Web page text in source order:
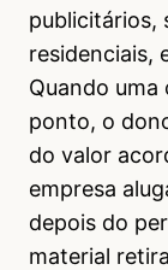
publicitários,
residenciais,
Quando uma
ponto, o
do valor
empresa
depois do
material